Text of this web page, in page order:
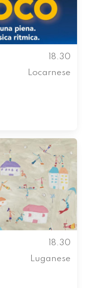
18.30
Locarnese
18.30
Luganese